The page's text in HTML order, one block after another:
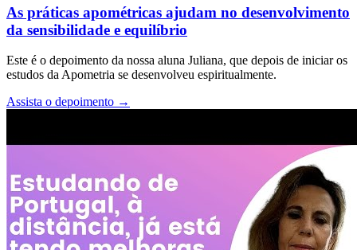
As práticas apométricas ajudam no desenvolvimento
da sensibilidade e equilíbrio
Este é o depoimento da nossa aluna Juliana, que depois de iniciar os
estudos da Apometria se desenvolveu espiritualmente.
Assista o depoimento →